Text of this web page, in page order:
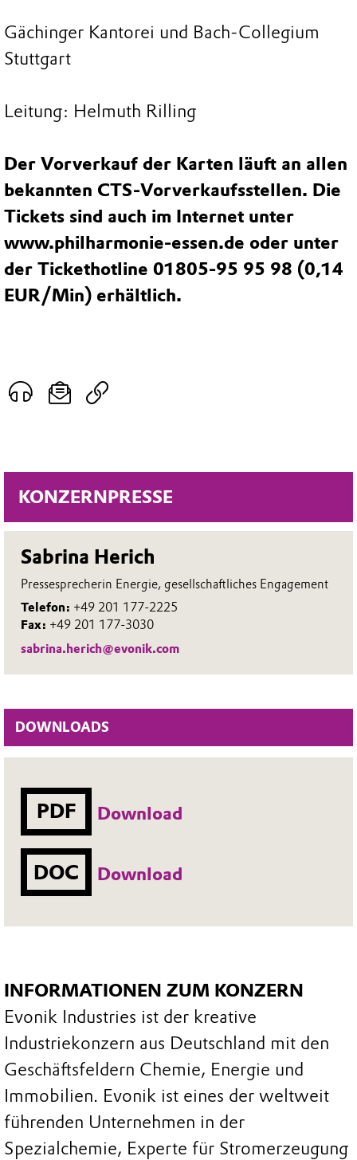
KONZERNPRESSE
Sabrina Herich
Pressesprecherin Energie, gesellschaftliches Engagement
Telefon: +49 201 177-2225
Fax: +49 201 177-3030
sabrina.herich@evonik.com
DOWNLOADS
PDF Download
DOC Download
Gächinger Kantorei und Bach-Collegium
Stuttgart
Leitung: Helmuth Rilling
Der Vorverkauf der Karten läuft an allen
bekannten CTS-Vorverkaufsstellen. Die
Tickets sind auch im Internet unter
www.philharmonie-essen.de oder unter
der Tickethotline 01805-95 95 98 (0,14
EUR/Min) erhältlich.
INFORMATIONEN ZUM KONZERN
Evonik Industries ist der kreative
Industriekonzern aus Deutschland mit den
Geschäftsfeldern Chemie, Energie und
Immobilien. Evonik ist eines der weltweit
führenden Unternehmen in der
Spezialchemie, Experte für Stromerzeugung